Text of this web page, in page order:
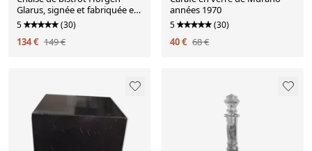
Glarus, signée et fabriquée en
Suisse années 1950
5 (30)
134 € 149 €
années 1970
5 (30)
40 € 68 €